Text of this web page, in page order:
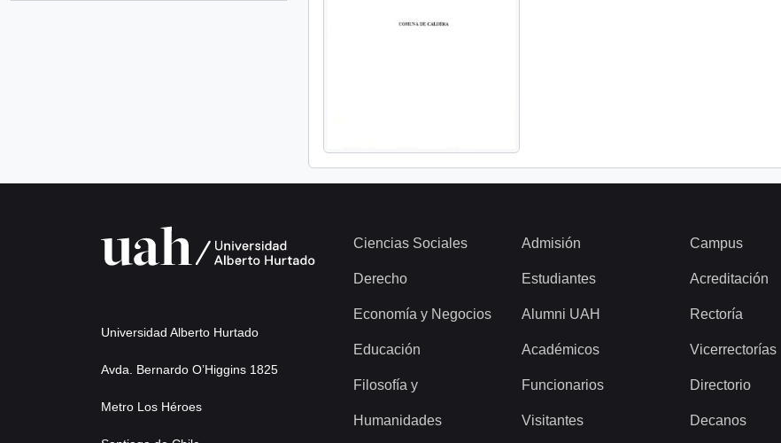
Universidad Alberto Hurtado
Avda. Bernardo O’Higgins 1825
Metro Los Héroes
Ciencias Sociales
Derecho
Economía y Negocios
Educación
Filosofía y
Humanidades
Admisión
Estudiantes
Alumni UAH
Académicos
Funcionarios
Visitantes
Campus
Acreditación
Rectoría
Vicerrectorías
Directorio
Decanos